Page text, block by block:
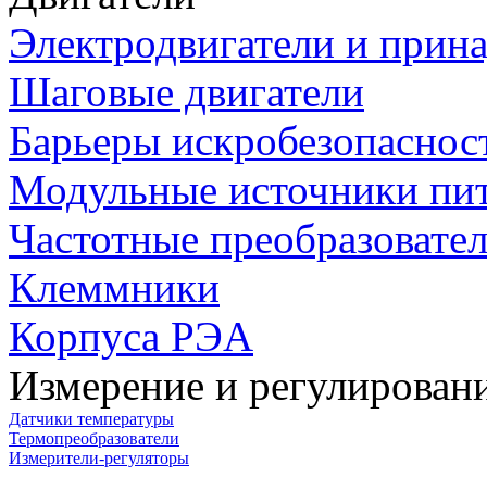
Электродвигатели и
Шаговые двигатели
Барьеры
Модульные источники
Частотные
Клеммники
Корпуса РЭА
Измерение и
Датчики температуры
Термопреобразователи
Измерители-регуляторы